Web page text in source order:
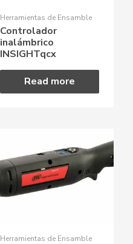
Herramientas de Ensamble
Controlador
inalámbrico
INSIGHTqcx
Read more
Herramientas de Ensamble